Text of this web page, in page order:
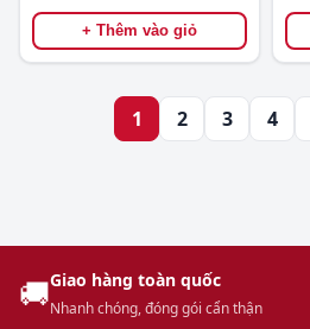
+ Thêm vào giỏ
1 2 3 4
🚚Giao hàng toàn quốc
Nhanh chóng, đóng gói cẩn thận